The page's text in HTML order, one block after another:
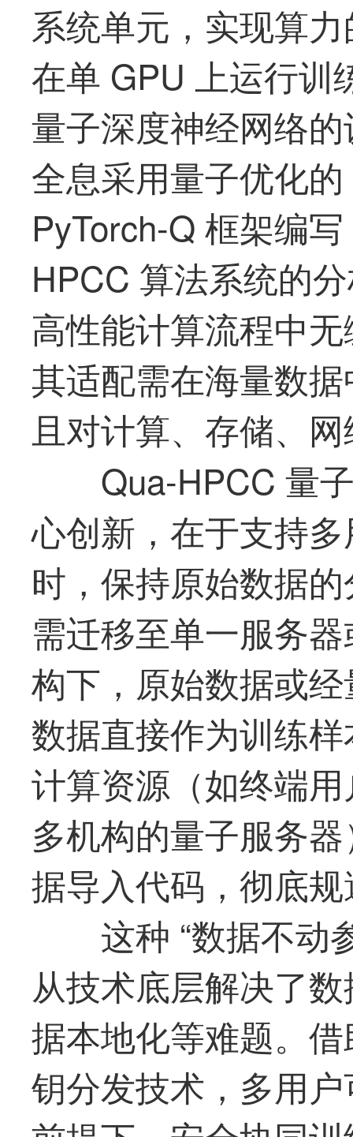
系统单元，实现算
在单 GPU 上运行训
量子深度神经网络
全息采用量子优化
PyTorch-Q 框架编
HPCC 算法系统的
高性能计算流程中
其适配需在海量数
且对计算、存储、
Qua-HPCC 量
心创新，在于支持
时，保持原始数据
需迁移至单一服务
构下，原始数据或
数据直接作为训练
计算资源（如终端
多机构的量子服务
据导入代码，彻底
这种 “数据不动
从技术底层解决了
据本地化等难题。
钥分发技术，多用